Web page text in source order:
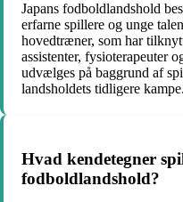
Japans fodboldlandshold
erfarne spillere og unge
hovedtræner, som har
assistenter, fysioterapeuter
udvælges på baggrund af
landsholdets tidligere kampe.
Hvad kendetegner
fodboldlandshold?